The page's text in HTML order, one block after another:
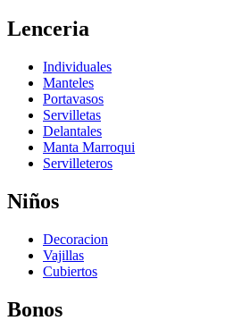
Lenceria
Individuales
Manteles
Portavasos
Servilletas
Delantales
Manta Marroqui
Servilleteros
Niños
Decoracion
Vajillas
Cubiertos
Bonos